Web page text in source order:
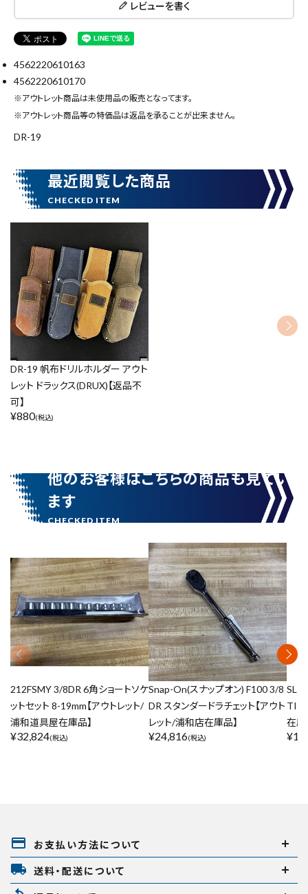
キーワードから探す
腰袋 バンスト展示品
カテゴリーから探す
価格から探す
在庫のない商品を表示しない
リセット
レビューを書く
4562220610163
4562220610170
※アウトレット商品は未使用品の販売となってます。
※アウトレット商品等の特価品は返品を承ることが出来ません。
DR-19
最近閲覧した商品
DR-19 帆布ドリルホルダー アウト
レット ドラックス(DRUX)【返品不
可】
¥880(税込)
他のお客様はこちらの商品も見てい
ます
212FSMY 3/8DR 6角ショートソケ
ットセット 8-19mm【アウトレット/
浦和道具屋在庫品】
¥32,824(税込)
Snap-On(スナップオン) F100 3/8
DR スタンダードラチェット【アウト
レット/浦和店在庫品】
¥24,816(税込)
SL
TI (
在庫
¥
payment お支払い方法について
local_shipping 送料・配送について